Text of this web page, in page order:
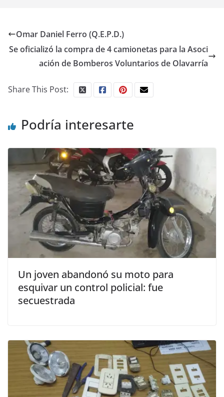
Omar Daniel Ferro (Q.E.P.D.)
Se oficializó la compra de 4 camionetas para la Asoci
ación de Bomberos Voluntarios de Olavarría
Share This Post:
Podría interesarte
Un joven abandonó su moto para
esquivar un control policial: fue
secuestrada